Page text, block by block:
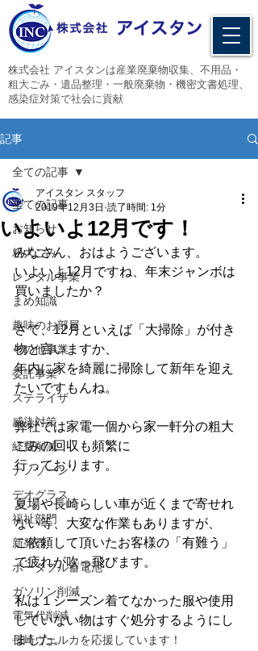
​株式会社 アイスタンは産業廃棄物収集、不用品・
粗大ごみ・遺品整理・一般廃棄物・機密文書処理、
感染症対策で社会に貢献
記事
全ての記事
お知らせ
粗大ごみ
レンタル事業
まめ知識
趣味のお部屋
その他事業
委託事業
ステライザ
感染対策
経費削減
ナノゾーン
デオグラス
福祉部門
新発売
ポータブル蓄電池
ガソリン削減
電気代削減
長崎ヴェルカを応援しています！
全ての記事
いよいよ12月です！
アイスタン スタッフ
2019年12月3日 読了時間: 1分
みなさん、おはようございます。
いよいよ12月ですね、年末ジャンボは
買いましたか？
さて、12月といえば「大掃除」が付き
物と言いますか、
年内に家を綺麗に掃除して新年を迎え
たいですもんね。
弊社では家電一個から家一軒分の粗大
ごみの回収も頻繁に
行っております。
夏場や長崎らしい車が近くまで寄せれ
ない等、大変な作業もありますが、
ご依頼して頂いたお客様の「有難う」
で疲れが吹っ飛びます。
私は１シーズン着てなかった服や使用
していない物はすぐ処分するようにし
ました。